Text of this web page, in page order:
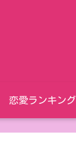
恋愛ランキング